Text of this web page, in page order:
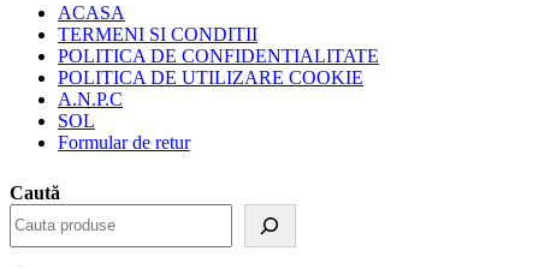
ACASA
TERMENI SI CONDITII
POLITICA DE CONFIDENTIALITATE
POLITICA DE UTILIZARE COOKIE
A.N.P.C
SOL
Formular de retur
Caută